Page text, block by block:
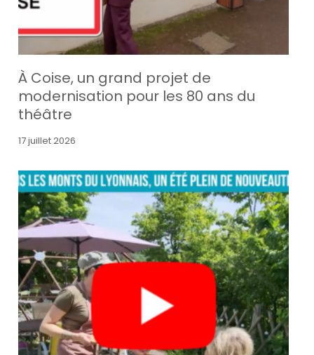
À Coise, un grand projet de
modernisation pour les 80 ans du
théâtre
17 juillet 2026